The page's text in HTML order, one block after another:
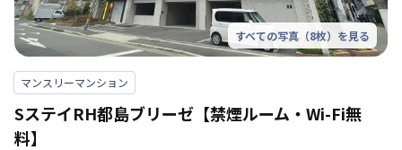
すべての写真（8枚）を見る
マンスリーマンション
SステイRH都島ブリーゼ【禁煙ルーム・Wi-Fi無
料】